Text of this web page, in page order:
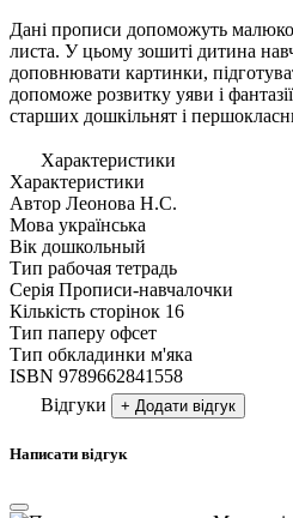
Дані прописи допоможуть
листа. У цьому зошиті дитина
доповнювати картинки,
допоможе розвитку уяви і
старших дошкільнят і
Характеристики
Характеристики
Автор Леонова Н.С.
Мова українська
Вік дошкольный
Тип рабочая тетрадь
Серія Прописи-навчалочки
Кількість сторінок 16
Тип паперу офсет
Тип обкладинки м'яка
ISBN 9789662841558
Відгуки
+ Додати відгук
Написати відгук